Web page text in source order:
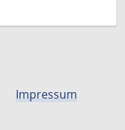
Impressum